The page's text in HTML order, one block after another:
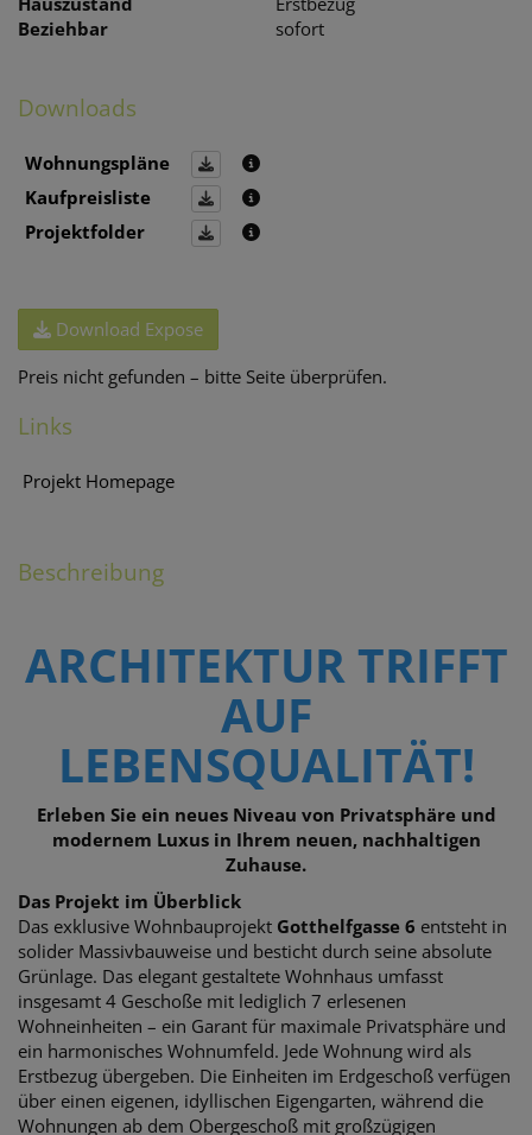
Beziehbar
sofort
Downloads
Wohnungspläne
Kaufpreisliste
Projektfolder
Download Expose
Preis nicht gefunden – bitte Seite überprüfen.
Links
Projekt Homepage
Beschreibung
ARCHITEKTUR TRIFFT
AUF
LEBENSQUALITÄT!
Erleben Sie ein neues Niveau von Privatsphäre und
modernem Luxus in Ihrem neuen, nachhaltigen
Zuhause.
Das Projekt im Überblick
Das exklusive Wohnbauprojekt Gotthelfgasse 6 entsteht in
solider Massivbauweise und besticht durch seine absolute
Grünlage. Das elegant gestaltete Wohnhaus umfasst
insgesamt 4 Geschoße mit lediglich 7 erlesenen
Wohneinheiten – ein Garant für maximale Privatsphäre und
ein harmonisches Wohnumfeld. Jede Wohnung wird als
Erstbezug übergeben. Die Einheiten im Erdgeschoß verfügen
über einen eigenen, idyllischen Eigengarten, während die
Wohnungen ab dem Obergeschoß mit großzügigen